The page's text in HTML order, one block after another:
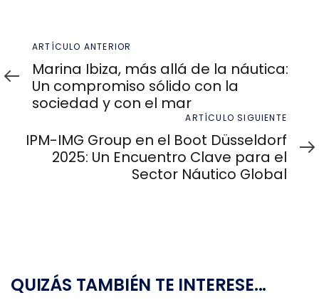
Artículo
anterior
ARTÍCULO ANTERIOR
Marina Ibiza, más allá de la náutica:
Un compromiso sólido con la
sociedad y con el mar
siguiente
ARTÍCULO SIGUIENTE
IPM-IMG Group en el Boot Düsseldorf
2025: Un Encuentro Clave para el
Sector Náutico Global
QUIZÁS TAMBIÉN TE INTERESE...